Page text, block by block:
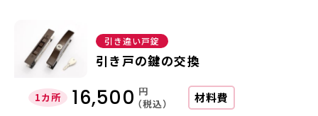
引き違い戸錠
引き戸の鍵の交換
1カ所 16,500 円
（税込）
材料費